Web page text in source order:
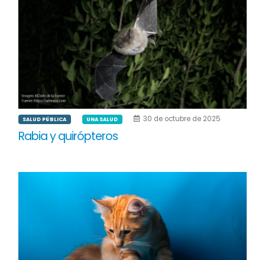
SALUD PÚBLICA UNA SALUD 30 de octubre de 2025
Rabia y quirópteros